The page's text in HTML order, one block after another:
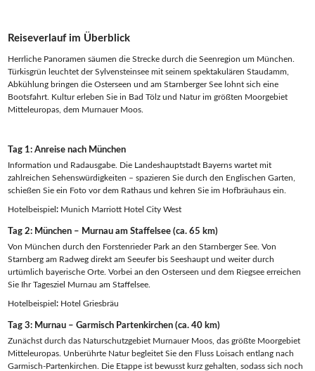
Reiseverlauf im Überblick
Herrliche Panoramen säumen die Strecke durch die Seenregion um München.
Türkisgrün leuchtet der Sylvensteinsee mit seinem spektakulären Staudamm,
Abkühlung bringen die Osterseen und am Starnberger See lohnt sich eine
Bootsfahrt. Kultur erleben Sie in Bad Tölz und Natur im größten Moorgebiet
Mitteleuropas, dem Murnauer Moos.
Tag 1: Anreise nach München
Information und Radausgabe. Die Landeshauptstadt Bayerns wartet mit
zahlreichen Sehenswürdigkeiten – spazieren Sie durch den Englischen Garten,
schießen Sie ein Foto vor dem Rathaus und kehren Sie im Hofbräuhaus ein.
Hotelbeispiel: Munich Marriott Hotel City West
Tag 2: München – Murnau am Staffelsee (ca. 65 km)
Von München durch den Forstenrieder Park an den Starnberger See. Von
Starnberg am Radweg direkt am Seeufer bis Seeshaupt und weiter durch
urtümlich bayerische Orte. Vorbei an den Osterseen und dem Riegsee erreichen
Sie Ihr Tagesziel Murnau am Staffelsee.
Hotelbeispiel: Hotel Griesbräu
Tag 3: Murnau – Garmisch Partenkirchen (ca. 40 km)
Zunächst durch das Naturschutzgebiet Murnauer Moos, das größte Moorgebiet
Mitteleuropas. Unberührte Natur begleitet Sie den Fluss Loisach entlang nach
Garmisch-Partenkirchen. Die Etappe ist bewusst kurz gehalten, sodass sich noch